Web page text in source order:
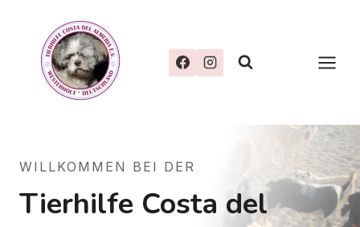
springen
WILLKOMMEN BEI DER
Tierhilfe Costa del